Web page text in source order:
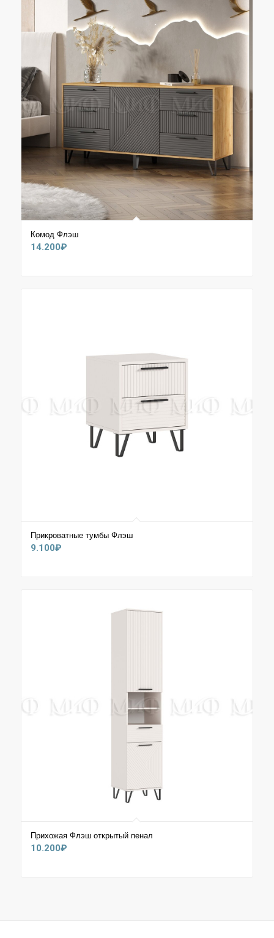
Комод Флэш
14.200₽
Прикроватные тумбы Флэш
9.100₽
Прихожая Флэш открытый пенал
10.200₽